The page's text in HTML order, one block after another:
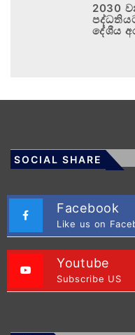
2030
දේශීය
SOCIAL SHARE
Facebook
Like us on
Youtube
Subscribe US